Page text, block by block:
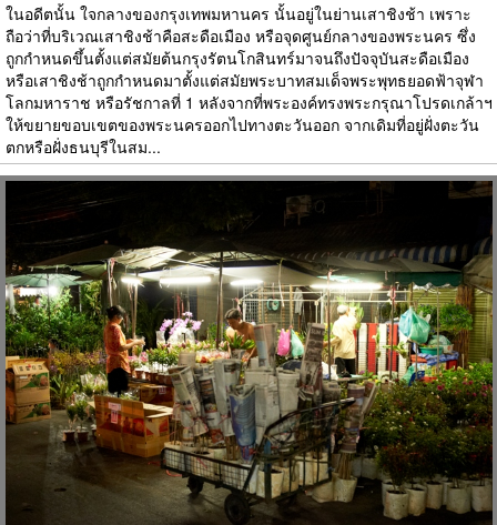
ในอดีตนั้น ใจกลางของกรุงเทพมหานคร นั้นอยู่ในย่านเสาชิงช้า เพราะ
ถือว่าที่บริเวณเสาชิงช้าคือสะดือเมือง หรือจุดศูนย์กลางของพระนคร ซึ่ง
ถูกกำหนดขึ้นตั้งแต่สมัยต้นกรุงรัตนโกสินทร์มาจนถึงปัจจุบันสะดือเมือง
หรือเสาชิงช้าถูกกำหนดมาตั้งแต่สมัยพระบาทสมเด็จพระพุทธยอดฟ้าจุฬา
โลกมหาราช หรือรัชกาลที่ 1 หลังจากที่พระองค์ทรงพระกรุณาโปรดเกล้าฯ
ให้ขยายขอบเขตของพระนครออกไปทางตะวันออก จากเดิมที่อยู่ฝั่งตะวัน
ตกหรือฝั่งธนบุรีในสม...